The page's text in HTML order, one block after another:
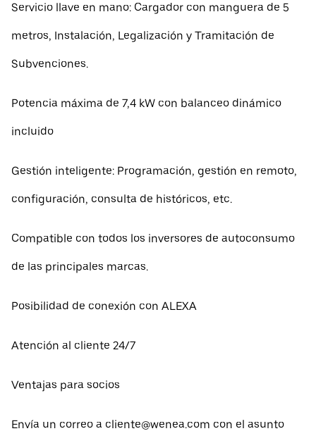
Servicio llave en mano: Cargador con manguera de 5
metros, Instalación, Legalización y Tramitación de
Subvenciones.
Potencia máxima de 7,4 kW con balanceo dinámico
incluido
Gestión inteligente: Programación, gestión en remoto,
configuración, consulta de históricos, etc.
Compatible con todos los inversores de autoconsumo
de las principales marcas.
Posibilidad de conexión con ALEXA
Atención al cliente 24/7
Ventajas para socios
Envía un correo a cliente@wenea.com con el asunto